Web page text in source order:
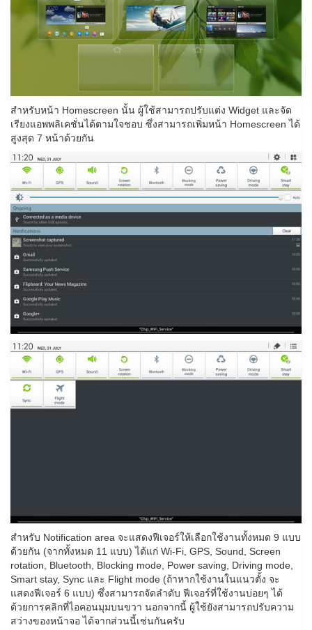
สำหรับหน้า Homescreen นั้น ผู้ใช้สามารถปรับแต่ง Widget และจัด
เรียงแอพพลิเคชั่นได้ตามใจชอบ ซึ่งสามารถเพิ่มหน้า Homescreen ได้
สูงสุด 7 หน้าด้วยกัน
สำหรับ Notification area จะแสดงฟีเจอร์ให้เลือกใช้งานทั้งหมด 9 แบบ
ด้วยกัน (จากทั้งหมด 11 แบบ) ได้แก่ Wi-Fi, GPS, Sound, Screen
rotation, Bluetooth, Blocking mode, Power saving, Driving mode,
Smart stay, Sync และ Flight mode (ถ้าหากใช้งานในแนวตั้ง จะ
แสดงฟีเจอร์ 6 แบบ) ซึ่งสามารถจัดลำดับ ฟีเจอร์ที่ใช้งานบ่อยๆ ได้
ด้วยการคลิกที่ไอคอนมุมบนขวา นอกจากนี้ ผู้ใช้ยังสามารถปรับความ
สว่างของหน้าจอ ได้จากส่วนนี้เช่นกันครับ